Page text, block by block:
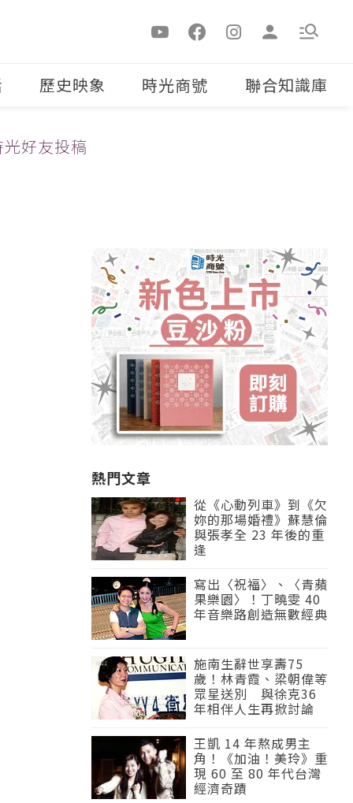
歷史映象 時光商號 聯合知識庫
光好友投稿
熱門文章
從《心動列車》到《欠
妳的那場婚禮》蘇慧倫
與張孝全 23 年後的重
逢
寫出〈祝福〉、〈青蘋
果樂園〉！丁曉雯 40
年音樂路創造無數經典
施南生辭世享壽75
歲！林青霞、梁朝偉等
眾星送別 與徐克36
年相伴人生再掀討論
王凱 14 年熬成男主
角！《加油！美玲》重
現 60 至 80 年代台灣
經濟奇蹟